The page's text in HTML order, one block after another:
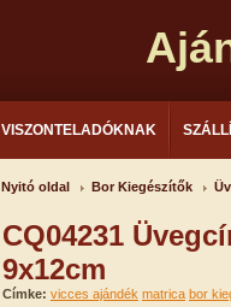
VISZONTELADÓKNAK
Nyitó oldal Bor Kiegészítők
CQ04231
9x12cm
Címke: vicces ajándék matrica bor